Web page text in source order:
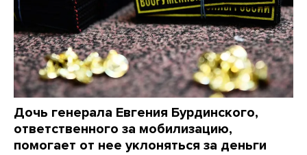
Дочь генерала Евгения Бурдинского,
ответственного за мобилизацию,
помогает от нее уклоняться за деньги